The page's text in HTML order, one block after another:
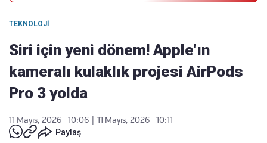
TEKNOLOJI
Siri için yeni dönem! Apple'ın
kameralı kulaklık projesi AirPods
Pro 3 yolda
11 Mayıs, 2026 - 10:06
11 Mayıs, 2026 - 10:11
Paylaş